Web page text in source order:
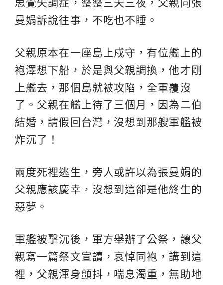
思覺失調症，整整三天三夜，父親向張
曼娟訴說往事，不吃也不睡。
父親原本在一座島上戍守，有位艦上的
袍澤想下船，於是與父親調換，他才剛
上艦去，那個島就被攻陷，全軍覆沒
了。父親在艦上待了三個月，因為二伯
結婚，請假回台灣，沒想到那艘軍艦被
炸沉了！
兩度死裡逃生，旁人或許以為張曼娟的
父親應該慶幸，沒想到這卻是他終生的
惡夢。
軍艦被擊沉後，軍方舉辦了公祭，讓父
親寫一篇祭文宣讀，哀悼同袍，講到這
裡，父親渾身顫抖，喘息濁重，無助地